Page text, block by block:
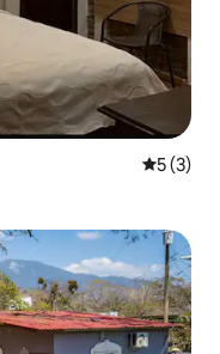
평점 5점
5 (3)